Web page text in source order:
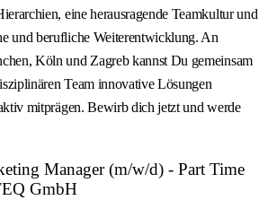
eine herausragende Teamkultur und
und berufliche Weiterentwicklung. An
Köln und Zagreb kannst Du gemeinsam
Team innovative Lösungen
mitprägen. Bewirb dich jetzt und werde
Manager (m/w/d) - Part Time
GmbH